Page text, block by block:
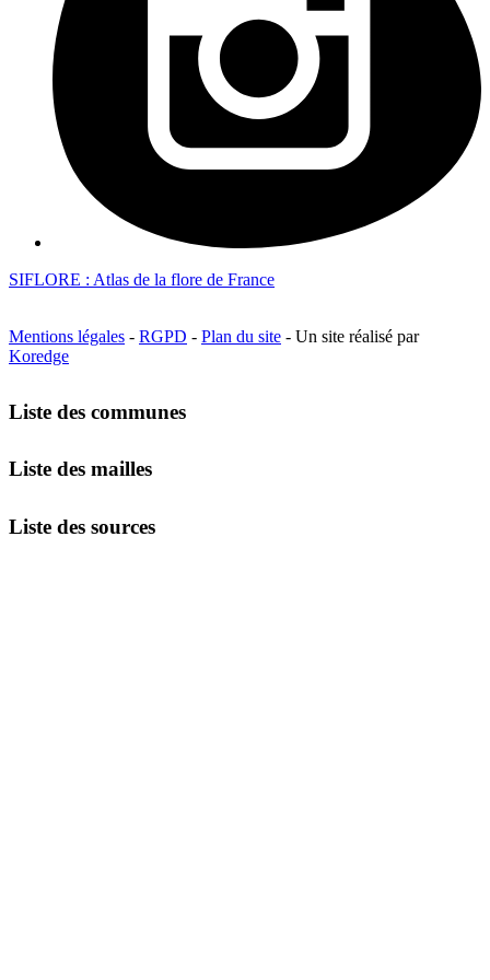
SIFLORE : Atlas de la flore de France
Mentions légales - RGPD - Plan du site - Un site réalisé par
Koredge
Liste des communes
Liste des mailles
Liste des sources